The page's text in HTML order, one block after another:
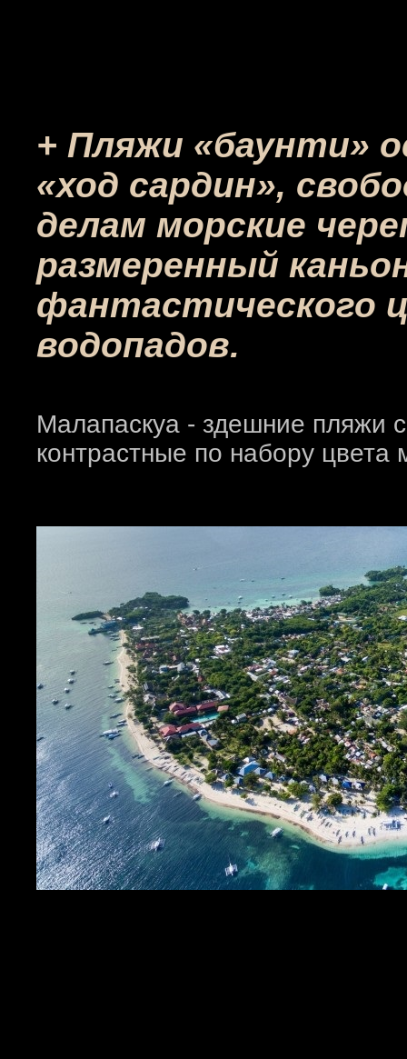
+ Пляжи «баунти»
«ход сардин»,
делам морские
размеренный
фантастического
водопадов.
Малапаскуа - здешние пляжи
контрастные по набору цвета